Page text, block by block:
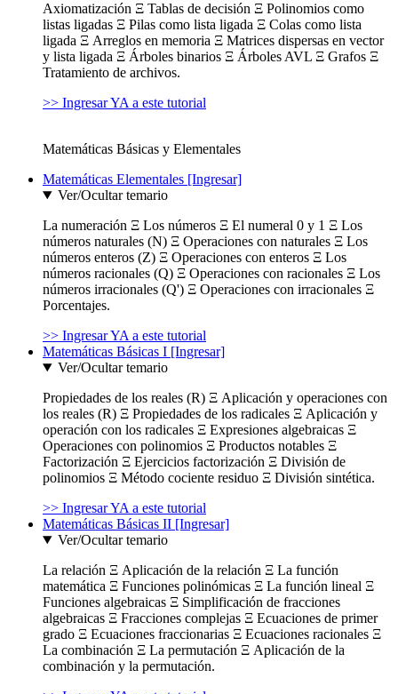
Axiomatización Ξ Tablas de decisión Ξ Polinomios como
listas ligadas Ξ Pilas como lista ligada Ξ Colas como lista
ligada Ξ Arreglos en memoria Ξ Matrices dispersas en vector
y lista ligada Ξ Árboles binarios Ξ Árboles AVL Ξ Grafos Ξ
Tratamiento de archivos.
>> Ingresar YA a este tutorial
Matemáticas Básicas y Elementales
Matemáticas Elementales [Ingresar]
Ver/Ocultar temario
La numeración Ξ Los números Ξ El numeral 0 y 1 Ξ Los
números naturales (N) Ξ Operaciones con naturales Ξ Los
números enteros (Z) Ξ Operaciones con enteros Ξ Los
números racionales (Q) Ξ Operaciones con racionales Ξ Los
números irracionales (Q') Ξ Operaciones con irracionales Ξ
Porcentajes.
>> Ingresar YA a este tutorial
Matemáticas Básicas I [Ingresar]
Ver/Ocultar temario
Propiedades de los reales (R) Ξ Aplicación y operaciones con
los reales (R) Ξ Propiedades de los radicales Ξ Aplicación y
operación con los radicales Ξ Expresiones algebraicas Ξ
Operaciones con polinomios Ξ Productos notables Ξ
Factorización Ξ Ejercicios factorización Ξ División de
polinomios Ξ Método cociente residuo Ξ División sintética.
>> Ingresar YA a este tutorial
Matemáticas Básicas II [Ingresar]
Ver/Ocultar temario
La relación Ξ Aplicación de la relación Ξ La función
matemática Ξ Funciones polinómicas Ξ La función lineal Ξ
Funciones algebraicas Ξ Simplificación de fracciones
algebraicas Ξ Fracciones complejas Ξ Ecuaciones de primer
grado Ξ Ecuaciones fraccionarias Ξ Ecuaciones racionales Ξ
La combinación Ξ La permutación Ξ Aplicación de la
combinación y la permutación.